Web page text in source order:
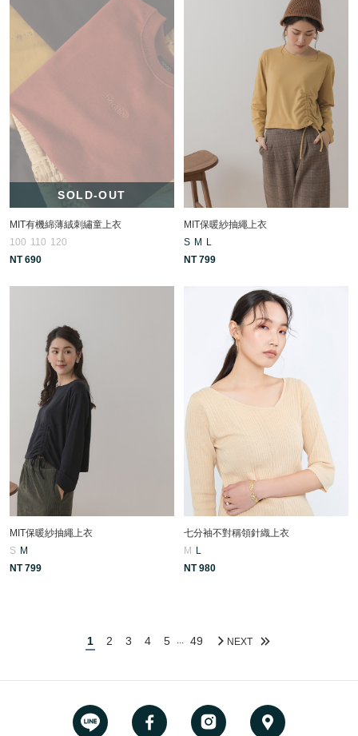
SOLD-OUT
MIT有機綿薄絨刺繡童上衣
100 110 120
NT 690
MIT保暖紗抽繩上衣
S M L
NT 799
MIT保暖紗抽繩上衣
S M
NT 799
七分袖不對稱領針織上衣
M
L
NT 980
1 2 3 4 5 ... 49 NEXT